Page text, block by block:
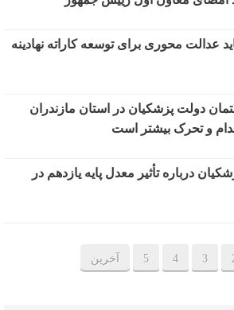
عدالت محوری برای توسعه کاراته نهادینه
دولت پزشکیان در استان مازندران
و تحرک بیشتر است
درباره تأثیر معدل پایه یازدهم در
3
4
5 آخرین